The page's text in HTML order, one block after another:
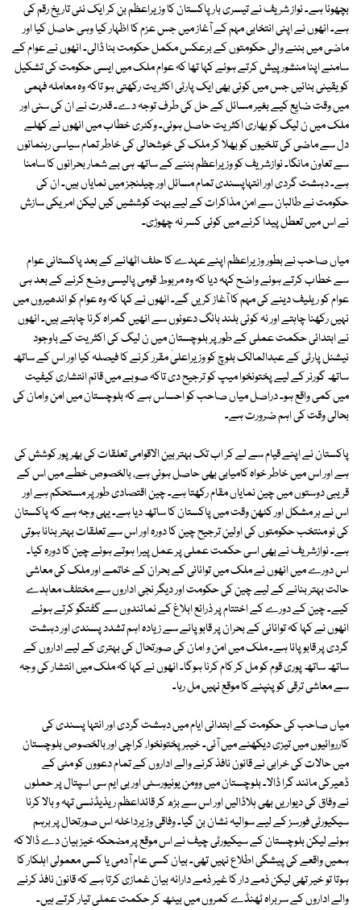
بچھونا ہے۔ نواز شریف نے تیسری بار پاکستان کا وزیراعظم بن کر ایک نئی تاریخ رقم کی
ہے۔ انھوں نے اپنی انتخابی مہم کے آغاز میں جس عزم کا اظہار کیا وہی حاصل کیا اور
ماضی میں بننے والی حکومتوں کے برعکس مکمل حکومت بنا ڈالی۔ انھوں نے عوام کے
سامنے اپنا منشور پیش کرتے ہوئے کہا تھا کہ عوام ملک میں ایسی حکومت کی تشکیل
کو یقینی بنائیں جس میں کوئی بھی ایک پارٹی اکثریت رکھتی ہو تاکہ وہ معاملہ فہمی
میں وقت ضایع کیے بغیر مسائل کے حل کی طرف توجہ دے۔ قدرت نے ان کی سنی اور
ملک میں ن لیگ کو بھاری اکثریت حاصل ہوئی۔ وکٹری خطاب میں انھوں نے کھلے
دل سے ماضی کی تلخیوں کو بھلا کر ملک کی خوشحالی کی خاطر تمام سیاسی رہنمائوں
سے تعاون مانگا۔ نوازشریف کو وزیراعظم بننے کے ساتھ ہی بے شمار بحرانوں کا سامنا
ہے۔ دہشت گردی اور انتہاپسندی تمام مسائل اور چیلنجز میں نمایاں ہیں۔ ان کی
حکومت نے طالبان سے امن مذاکرات کے لیے بہت کوششیں کیں لیکن امریکی سازش
نے اس میں تعطل پیدا کرنے میں کوئی کسر نہ چھوڑی۔
میاں صاحب نے بطور وزیراعظم اپنے عہدے کا حلف اٹھانے کے بعد پاکستانی عوام
سے خطاب کرتے ہوئے واضح کہہ دیا کہ وہ مربوط قومی پالیسی وضع کرنے کے بعد ہی
عوام کو ریلیف دینے کی مہم کا آغاز کریں گے۔ انھوں نے کہا کہ وہ عوام کو اندھیروں میں
نہیں رکھنا چاہتے اور نہ کوئی بلند بانگ دعوئوں سے انھیں گمراہ کرنا چاہتے ہیں۔ انھوں
نے ابتدائی حکمت عملی کے طور پر بلوچستان میں ن لیگ کی اکثریت کے باوجود
نیشنل پارٹی کے عبدالمالک بلوچ کو وزیراعلیٰ مقرر کرنے کا فیصلہ کیا اور اس کے ساتھ
ساتھ گورنر کے لیے پختونخوا میپ کو ترجیح دی تاکہ صوبے میں قائم انتشاری کیفیت
میں کمی واقع ہو۔ دراصل میاں صاحب کو احساس ہے کہ بلوچستان میں امن وامان کی
بحالی وقت کی اہم ضرورت ہے۔
پاکستان نے اپنے قیام سے لے کر اب تک بہتر بین الاقوامی تعلقات کی بھرپور کوشش کی
ہے اور اس میں خاطر خواہ کامیابی بھی حاصل ہوئی ہے، بالخصوص خطے میں اس کے
قریبی دوستوں میں چین نمایاں مقام رکھتا ہے۔ چین اقتصادی طور پر مستحکم ہے اور
اس نے ہر مشکل اور کٹھن وقت میں پاکستان کا ساتھ دیا ہے۔ یہی وجہ ہے کہ پاکستان
کی نو منتخب حکومتوں کی اولین ترجیح چین کا دورہ اور اس سے تعلقات بہتر بنانا ہوتی
ہے۔ نوازشریف نے بھی اسی حکمت عملی پر عمل پیرا ہوتے ہوئے چین کا دورہ کیا۔
اس دورے میں انھوں نے ملک میں توانائی کے بحران کے خاتمے اور ملک کی معاشی
حالت بہتر بنانے کے لیے چین کی حکومت اور دیگر نجی اداروں سے مختلف معاہدے
کیے۔ چین کے دورے کے اختتام پر ذرائع ابلاغ کے نمائندوں سے گفتگو کرتے ہوئے
انھوں نے کہا کہ توانائی کے بحران پر قابو پانے سے زیادہ اہم تشدد پسندی اور دہشت
گردی پر قابو پانا ہے۔ ملک میں امن و امان کی صورتحال کی بہتری کے لیے اداروں کے
ساتھ ساتھ پوری قوم کو مل کر کام کرنا ہوگا۔ انھوں نے کہا کہ ملک میں انتشار کی وجہ
سے معاشی ترقی کو پنپنے کا موقع نہیں مل رہا۔
میاں صاحب کی حکومت کے ابتدائی ایام میں دہشت گردی اور انتہا پسندی کی
کارروائیوں میں تیزی دیکھنے میں آئی۔ خیبر پختونخوا، کراچی اور بالخصوص بلوچستان
میں حالات کی خرابی نے قانون نافذ کرنے والے اداروں کے تمام دعووں کو مٹی کے
ڈھیرکی مانند گرا ڈالا۔ بلوچستان میں وومن یونیورسٹی اور بی ایم سی اسپتال پر حملوں
نے وفاق کی دیواریں بھی ہلاڈالیں اور اس سے بڑھ کر قائداعظم ریذیڈنسی تہہ و بالا کرنا
سیکیورٹی فورسز کے لیے سوالیہ نشان بن گیا۔ وفاقی وزیرداخلہ اس صورتحال پر برہم
ہوئے لیکن بلوچستان کے سیکیورٹی چیف نے اس موقع پر مضحکہ خیز بیان دے ڈالا کہ
ہمیں واقعے کی پیشگی اطلاع نہیں تھی۔ بیان کسی عام آدمی یا کسی معمولی اہلکار کا
ہوتا تو خیر تھی لیکن ذمے دار کا غیر ذمے دارانہ بیان غمازی کرتا ہے کہ قانون نافذ کرنے
والے اداروں کے سربراہ ٹھنڈے کمروں میں بیٹھ کر حکمت عملی تیار کرتے ہیں۔